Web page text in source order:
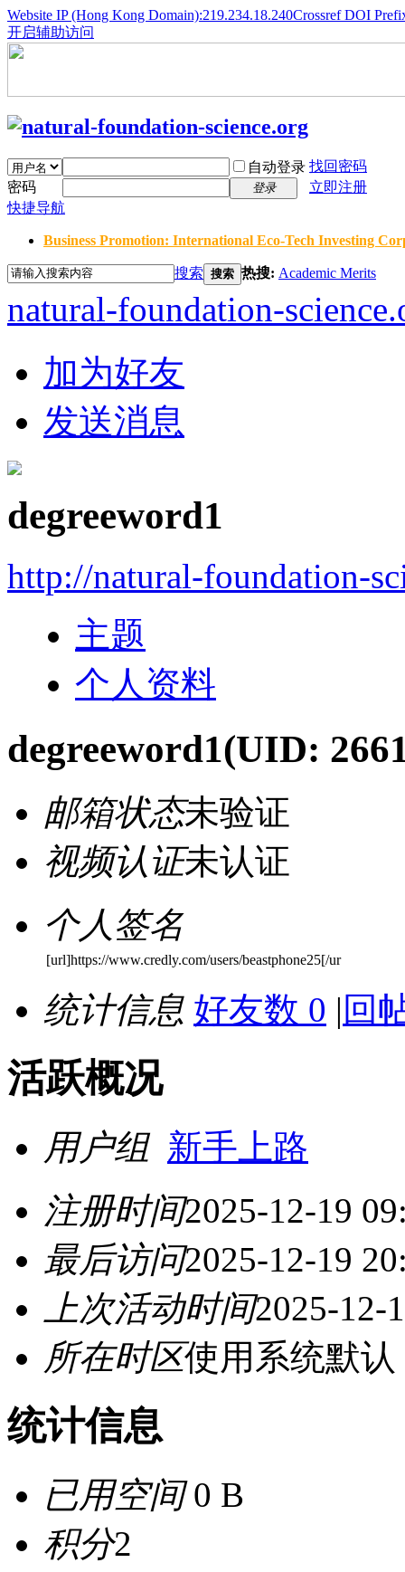
Website IP (Hong Kong Domain):219.234.18.240Crossref DOI
开启辅助访问
自动登录 找回密码
密码
登录
立即注册
快捷导航
Business Promotion: International Eco-Tech Investing
搜索 搜索 热搜: Academic Merits
natural-foundation-
加为好友
发送消息
degreeword1
http://natural-foundation-
主题
个人资料
degreeword1(UID:
邮箱状态未验证
视频认证未认证
个人签名
[url]https://www.credly.com/users/beastphone25[/ur
统计信息 好友数 0 | 回
活跃概况
用户组 新手上路
注册时间2025-12-19
最后访问2025-12-19
上次活动时间2025-12-
所在时区使用系统默认
统计信息
已用空间0 B
积分2